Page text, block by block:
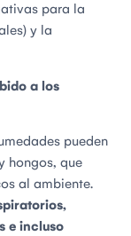
para la
y la
a los
pueden
hongos, que
al ambiente.
e incluso